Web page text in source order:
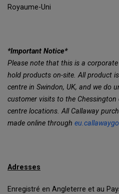
Royaume-Uni
*Important Notice*
Please note that this is a
hold products on-site. All product
centre in Swindon, UK, and we do
customer visits to the
centre locations. All Callaway
made online through
Adresses
Enregistré en Angleterre et au